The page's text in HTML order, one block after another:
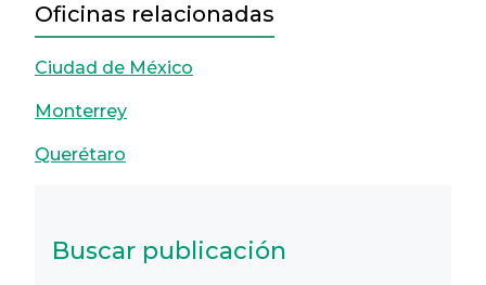
Oficinas relacionadas
Ciudad de México
Monterrey
Querétaro
Buscar publicación